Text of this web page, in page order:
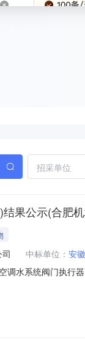
招采单位
果公示(合肥
中标单位： 安
调水系统阀门执行